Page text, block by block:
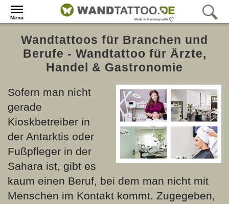
Menü
Wandtattoos für Branchen und
Berufe - Wandtattoo für Ärzte,
Handel & Gastronomie
Sofern man nicht
gerade
Kioskbetreiber in
der Antarktis oder
Fußpfleger in der
Sahara ist, gibt es
kaum einen Beruf, bei dem man nicht mit
Menschen im Kontakt kommt. Zugegeben,